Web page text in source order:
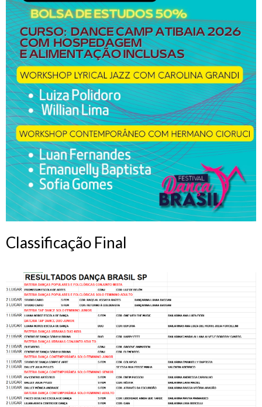
Classificação Final